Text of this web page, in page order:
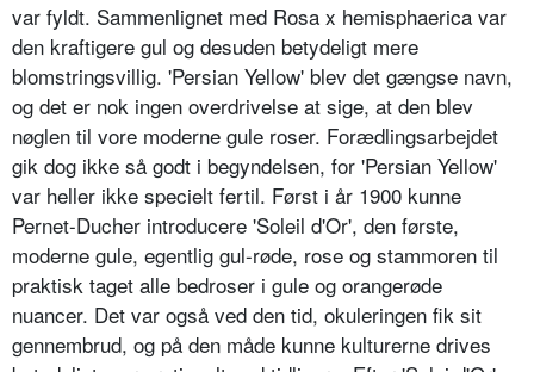
var fyldt. Sammenlignet med Rosa x hemisphaerica var
den kraftigere gul og desuden betydeligt mere
blomstringsvillig. 'Persian Yellow' blev det gængse navn,
og det er nok ingen overdrivelse at sige, at den blev
nøglen til vore moderne gule roser. Forædlingsarbejdet
gik dog ikke så godt i begyndelsen, for 'Persian Yellow'
var heller ikke specielt fertil. Først i år 1900 kunne
Pernet-Du­cher introducere 'Soleil d'Or', den første,
moderne gule, egentlig gul-rø­de, rose og stammoren til
praktisk taget alle bedroser i gule og orangerø­de
nuancer. Det var også ved den tid, okuleringen fik sit
gennembrud, og på den måde kunne kulturerne drives